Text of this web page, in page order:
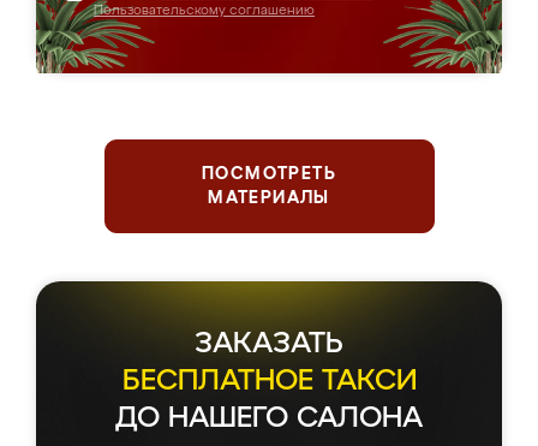
Пользовательскому соглашению
ПОСМОТРЕТЬ
МАТЕРИАЛЫ
ЗАКАЗАТЬ
БЕСПЛАТНОЕ ТАКСИ
ДО НАШЕГО САЛОНА